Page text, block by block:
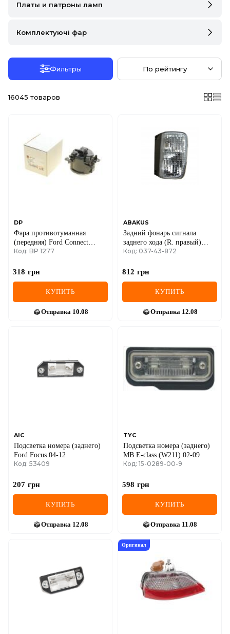
LINCOLN
MAZDA
MINI
NISSAN
OPEL
PORSCHE
RAM
RAVON
RENAULT
SEAT
SSANGYONG
TOYOTA
VOLVO
ZEEKR
Платы и патроны ламп
Комплектуючі фар
Фильтры По рейтингу
16045 товаров
DP
Фара противотуманная
(передняя) Ford Connect
02-/Transit 06-/Renault Kangoo
Код: BP 1277
318 грн
КУПИТЬ
Отправка 10.08
ABAKUS
Задний фонарь сигнала
заднего хода (R. правый)
(под плату) Renault Trafic II
Код: 037-43-872
812 грн
КУПИТЬ
Отправка 12.08
AIC
Подсветка номера (заднего)
Ford Focus 04-12
Код: 53409
207 грн
КУПИТЬ
Отправка 12.08
TYC
Подсветка номера (заднего)
MB E-class (W211) 02-09
Код: 15-0289-00-9
598 грн
КУПИТЬ
Отправка 11.08
Оригинал